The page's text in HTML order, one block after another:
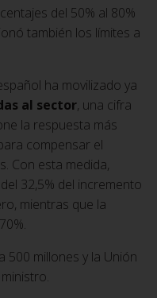
del 50% al 80%
también los límites a
ha movilizado ya
al sector, una cifra
la respuesta más
compensar el
Con esta medida,
32,5% del incremento
mientras que la
500 millones y la Unión